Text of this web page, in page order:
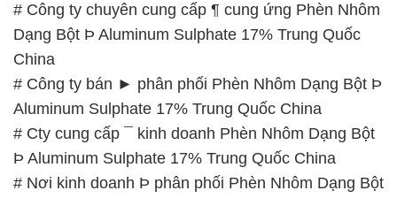
# Công ty chuyên cung cấp ¶ cung ứng Phèn Nhôm
Dạng Bột Þ Aluminum Sulphate 17% Trung Quốc
China
# Công ty bán ► phân phối Phèn Nhôm Dạng Bột Þ
Aluminum Sulphate 17% Trung Quốc China
# Cty cung cấp ¯ kinh doanh Phèn Nhôm Dạng Bột
Þ Aluminum Sulphate 17% Trung Quốc China
# Nơi kinh doanh Þ phân phối Phèn Nhôm Dạng Bột